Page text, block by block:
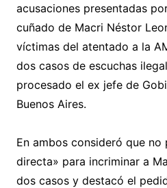
acusaciones presentadas
cuñado de Macri Néstor
víctimas del atentado a la
dos casos de escuchas
procesado el ex jefe de
Buenos Aires.
En ambos consideró que no
directa» para incriminar a
dos casos y destacó el